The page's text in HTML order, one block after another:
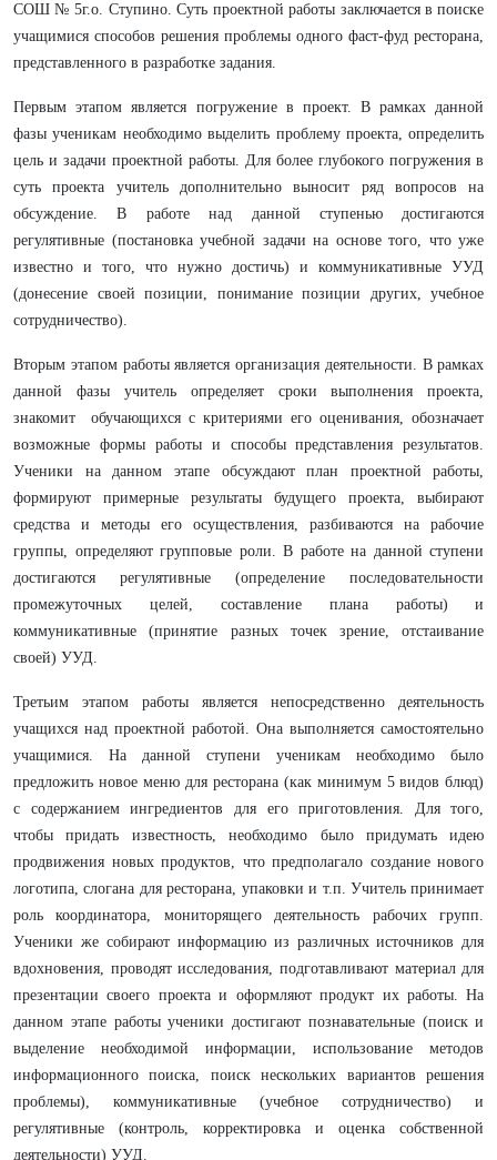
СОШ № 5г.о. Ступино. Суть проектной работы заключается в поиске
учащимися способов решения проблемы одного фаст-фуд ресторана,
представленного в разработке задания.
Первым этапом является погружение в проект. В рамках данной
фазы ученикам необходимо выделить проблему проекта, определить
цель и задачи проектной работы. Для более глубокого погружения в
суть проекта учитель дополнительно выносит ряд вопросов на
обсуждение. В работе над данной ступенью достигаются
регулятивные (постановка учебной задачи на основе того, что уже
известно и того, что нужно достичь) и коммуникативные УУД
(донесение своей позиции, понимание позиции других, учебное
сотрудничество).
Вторым этапом работы является организация деятельности. В рамках
данной фазы учитель определяет сроки выполнения проекта,
знакомит обучающихся с критериями его оценивания, обозначает
возможные формы работы и способы представления результатов.
Ученики на данном этапе обсуждают план проектной работы,
формируют примерные результаты будущего проекта, выбирают
средства и методы его осуществления, разбиваются на рабочие
группы, определяют групповые роли. В работе на данной ступени
достигаются регулятивные (определение последовательности
промежуточных целей, составление плана работы) и
коммуникативные (принятие разных точек зрение, отстаивание
своей) УУД.
Третьим этапом работы является непосредственно деятельность
учащихся над проектной работой. Она выполняется самостоятельно
учащимися. На данной ступени ученикам необходимо было
предложить новое меню для ресторана (как минимум 5 видов блюд)
с содержанием ингредиентов для его приготовления. Для того,
чтобы придать известность, необходимо было придумать идею
продвижения новых продуктов, что предполагало создание нового
логотипа, слогана для ресторана, упаковки и т.п. Учитель принимает
роль координатора, мониторящего деятельность рабочих групп.
Ученики же собирают информацию из различных источников для
вдохновения, проводят исследования, подготавливают материал для
презентации своего проекта и оформляют продукт их работы. На
данном этапе работы ученики достигают познавательные (поиск и
выделение необходимой информации, использование методов
информационного поиска, поиск нескольких вариантов решения
проблемы), коммуникативные (учебное сотрудничество) и
регулятивные (контроль, корректировка и оценка собственной
деятельности) УУД.